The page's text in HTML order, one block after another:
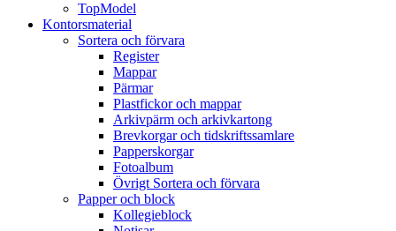
TopModel
Kontorsmaterial
Sortera och förvara
Register
Mappar
Pärmar
Plastfickor och mappar
Arkivpärm och arkivkartong
Brevkorgar och tidskriftssamlare
Papperskorgar
Fotoalbum
Övrigt Sortera och förvara
Papper och block
Kollegieblock